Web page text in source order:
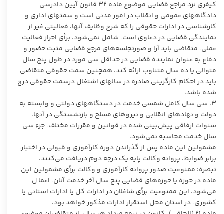
کیفری نزد مراجع قضایی موضوع ماده ۳۲ قانون آیین دادرسی
دادگاههای عمومی و انقلاب در امور مدنی است و سمتهای اداری و
کارشناسی در ادارات حقوقی را که شرح وظایف آنها، فعالیتی غیر از
نمایندگی قضایی در دعاوی است، شامل نمی‌شود. برأی احراز فعالیت
عملی، متقاضی باید آرا و صورتجلسه‌های مرجع قضایی مثبت حضور و
دفاع به عنوان نماینده قضایی در حداقل سی مورد در طول پنج سال
متوالی یا ده سال متناوب ارائه کند. همچنین سمت حقوقی متقاضی
باید در احکام کارگزینی صادره در سالهای اشتغال درسمت حقوقی درج
شده باشد.
۳. سی سال کامل شمسی خدمت در دستگاههای دولتی و وابسته به
دولت و نهادهای انقلابی و نیروهای مسلح و بازنشستگی در آنها.
سنوات ارفاقی پیش‌بینی شده در قوانین و مقررات مختلف، جزء سی
سال خدمت محاسبه نمی‌شود.
مشمولین این ماده پس از گذراندن دوره کارآموزی و قبولی در اختبار،
برابر ضوابط، پروانه وکالت پایه یک درجه دوم دریافت می‌کنند.
تبصره: ممنوعیت صدور پروانه کارآموزی و وکالت برأی مشمولین این
ماده در حوزه یا حوزه‌های قضایی پنج سال آخر خدمت آنان، اعما ل
می‌شود. این ممنوعیت برأی شاغلان در ادارات کل یا ادارات استانی یا
کشوری، در استان محل استقرار ادارات مذکور خواهد بود.